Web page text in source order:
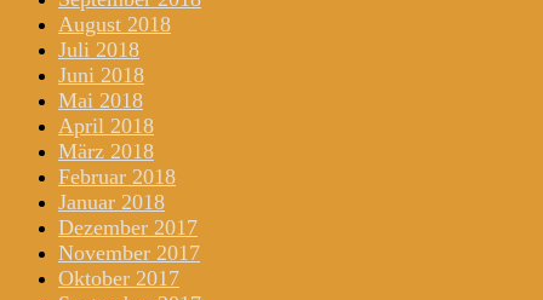
August 2018
Juli 2018
Juni 2018
Mai 2018
April 2018
März 2018
Februar 2018
Januar 2018
Dezember 2017
November 2017
Oktober 2017